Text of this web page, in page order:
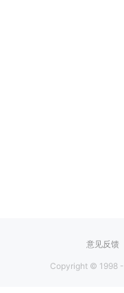
意见反馈
Copyright © 1998 -